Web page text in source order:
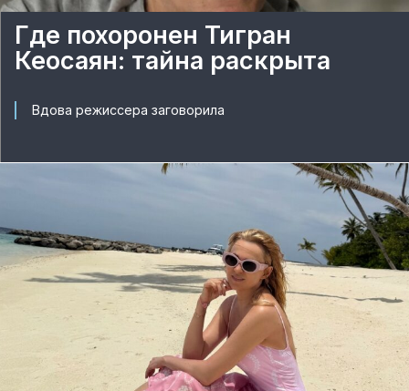
Где похоронен Тигран
Кеосаян: тайна раскрыта
Вдова режиссера заговорила